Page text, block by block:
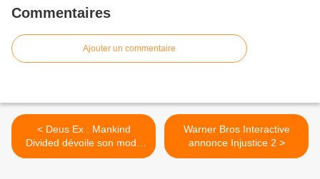
Commentaires
Ajouter un commentaire
< Deus Ex : Mankind
Divided dévoile son mode
Breach
Warner Bros Interactive
annonce Injustice 2‏ >